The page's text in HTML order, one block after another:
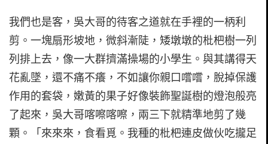
我們也是客，吳大哥的待客之道就在手裡的一柄利
剪。一塊扇形坡地，微斜漸陡，矮墩墩的枇杷樹一列
列排上去，像一大群擠滿操場的小學生。與其講得天
花亂墜，還不痛不癢，不如讓你親口嚐嚐，脫掉保護
作用的套袋，嫩黃的果子好像裝飾聖誕樹的燈泡般亮
了起來，吳大哥喀嚓喀嚓，兩三下就精準地剪了幾
顆。「來來來，食看覓。我種的枇杷連皮做伙吃攏足